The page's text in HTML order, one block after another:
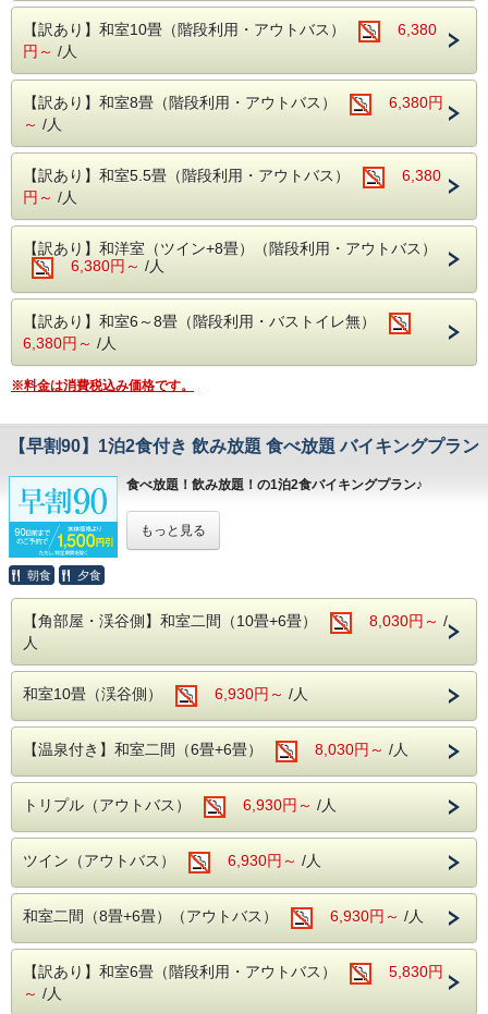
■周辺観光案内■
老神温泉名物朝市は、4月20日から11月20日
まで毎朝6時より開催。
狩りを家族で・カップルで
お楽しみ頂けます。
紅葉の見所はには【吹割りの滝】や【尾瀬】
吹割りの滝は当館よりお車で約7分
尾瀬には当館よりお車で約30分（戸倉よりは
乗り合いバス等が必要りは乗り合いバス等が
必要）
■お食事■
・お夕食は約50品目のバイキング!
（生ビール・日本酒・サワー・焼酎など）も
・ご朝食は、和洋バイキング!
季節の食材を使った色とりどりのお料理を
■温泉■
老神伝説残る歴史ある名湯!
本館(弱アルカリ性単純泉)・別館(単純温泉)
違った2種類の源泉を大浴場・露天風呂にて
・本館大浴場
【営業時間】 5:00～10:00/15:00～23:00
・別館野天風呂・内湯
【営業時間】男性 15:00～23:00／女性 5:00
～10:00
ら入浴でき
秋は紅葉を冬は雪見をしながらの入浴にも風
情があります。
■館内設備■
・カラオケ
・卓球
・麻雀ルーム（手積み麻雀卓）
無料でご利用いただける娯楽施設が盛りだく
楽しくホテルライフをお過ごしください。
■周辺観光案内■
ホテルから片品渓谷が一望！
老神温泉名物朝市は、4月20日から11月20日
【訳あり】和室10畳（階段利用・アウトバス）
6,380
円～ /人
【訳あり】和室8畳（階段利用・アウトバス）
6,380円
～ /人
【訳あり】和室5.5畳（階段利用・アウトバス）
6,380
円～ /人
【訳あり】和洋室（ツイン+8畳）（階段利用・アウトバス）
6,380円～ /人
【訳あり】和室6～8畳（階段利用・バストイレ無）
6,380円～ /人
※料金は消費税込み価格です。
【早割90】1泊2食付き 飲み放題 食べ放題 バイキングプラン
食べ放題！飲み放題！の1泊2食バイキングプラン♪
お一人様あたり本体価格より1,500円割引き、とってもおト
クにお泊りいただけます
宿泊日数の短縮、減員、日程の変更もキャンセル料が発生し
30日前よりご宿泊料金の5％
7日前よりご宿泊料金の20％
前日・・・ご宿泊料金の40％
当日・・・ご宿泊料金の50％
無連絡不泊・・ご宿泊料金の100％
のキャンセル料が発生します。
こちらのプランはご予約後に変更またはキャンセルすると
キャンセルポリシーに基づき、キャンセル料が発生いたしま
すので、
予めご了承ください。
※人数減、日程変更、宿泊施設変更についてもキャンセル料
が発生します。
インターネット予約で、かつ各早割プランから
もっと見る
朝食 夕食
【角部屋・渓谷側】和室二間（10畳+6畳） 8,030円～ /
人
和室10畳（渓谷側） 6,930円～ /人
【温泉付き】和室二間（6畳+6畳） 8,030円～ /人
トリプル（アウトバス） 6,930円～ /人
ツイン（アウトバス） 6,930円～ /人
和室二間（8畳+6畳）（アウトバス） 6,930円～ /人
【訳あり】和室6畳（階段利用・アウトバス）
5,830円
～ /人